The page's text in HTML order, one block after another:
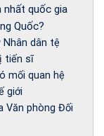
nhất quốc gia
Quốc?
dân tệ
tiến sĩ
mối quan hệ
giới
Văn phòng Đối